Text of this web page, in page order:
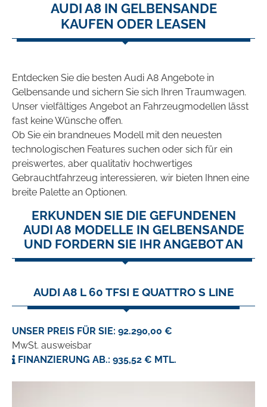
AUDI A8 IN GELBENSANDE
KAUFEN ODER LEASEN
Entdecken Sie die besten Audi A8 Angebote in
Gelbensande und sichern Sie sich Ihren Traumwagen.
Unser vielfältiges Angebot an Fahrzeugmodellen lässt
fast keine Wünsche offen.
Ob Sie ein brandneues Modell mit den neuesten
technologischen Features suchen oder sich für ein
preiswertes, aber qualitativ hochwertiges
Gebrauchtfahrzeug interessieren, wir bieten Ihnen eine
breite Palette an Optionen.
ERKUNDEN SIE DIE GEFUNDENEN
AUDI A8 MODELLE IN GELBENSANDE
UND FORDERN SIE IHR ANGEBOT AN
AUDI A8 L 60 TFSI E QUATTRO S LINE
UNSER PREIS FÜR SIE: 92.290,00 €
MwSt. ausweisbar
FINANZIERUNG AB.: 935,52 € MTL.